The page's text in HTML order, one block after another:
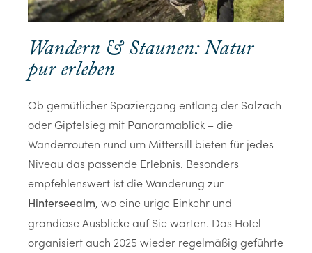
Wandern & Staunen: Natur
pur erleben
Ob gemütlicher Spaziergang entlang der Salzach
oder Gipfelsieg mit Panoramablick – die
Wanderrouten rund um Mittersill bieten für jedes
Niveau das passende Erlebnis. Besonders
empfehlenswert ist die Wanderung zur
Hinterseealm, wo eine urige Einkehr und
grandiose Ausblicke auf Sie warten. Das Hotel
organisiert auch 2025 wieder regelmäßig geführte